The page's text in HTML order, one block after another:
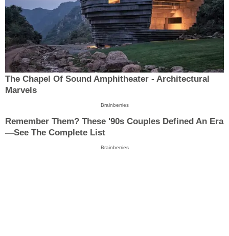
The Chapel Of Sound Amphitheater - Architectural
Marvels
Brainberries
Remember Them? These '90s Couples Defined An Era
—See The Complete List
Brainberries